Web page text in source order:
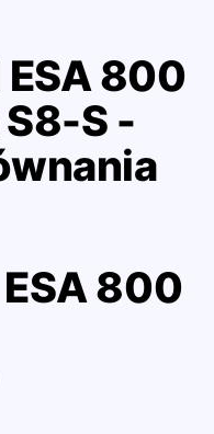
ESA 800
S8-S -
ESA 800